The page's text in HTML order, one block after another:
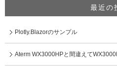
最近の
Plotly.Blazorのサンプル
Aterm WX3000HPと間違えて